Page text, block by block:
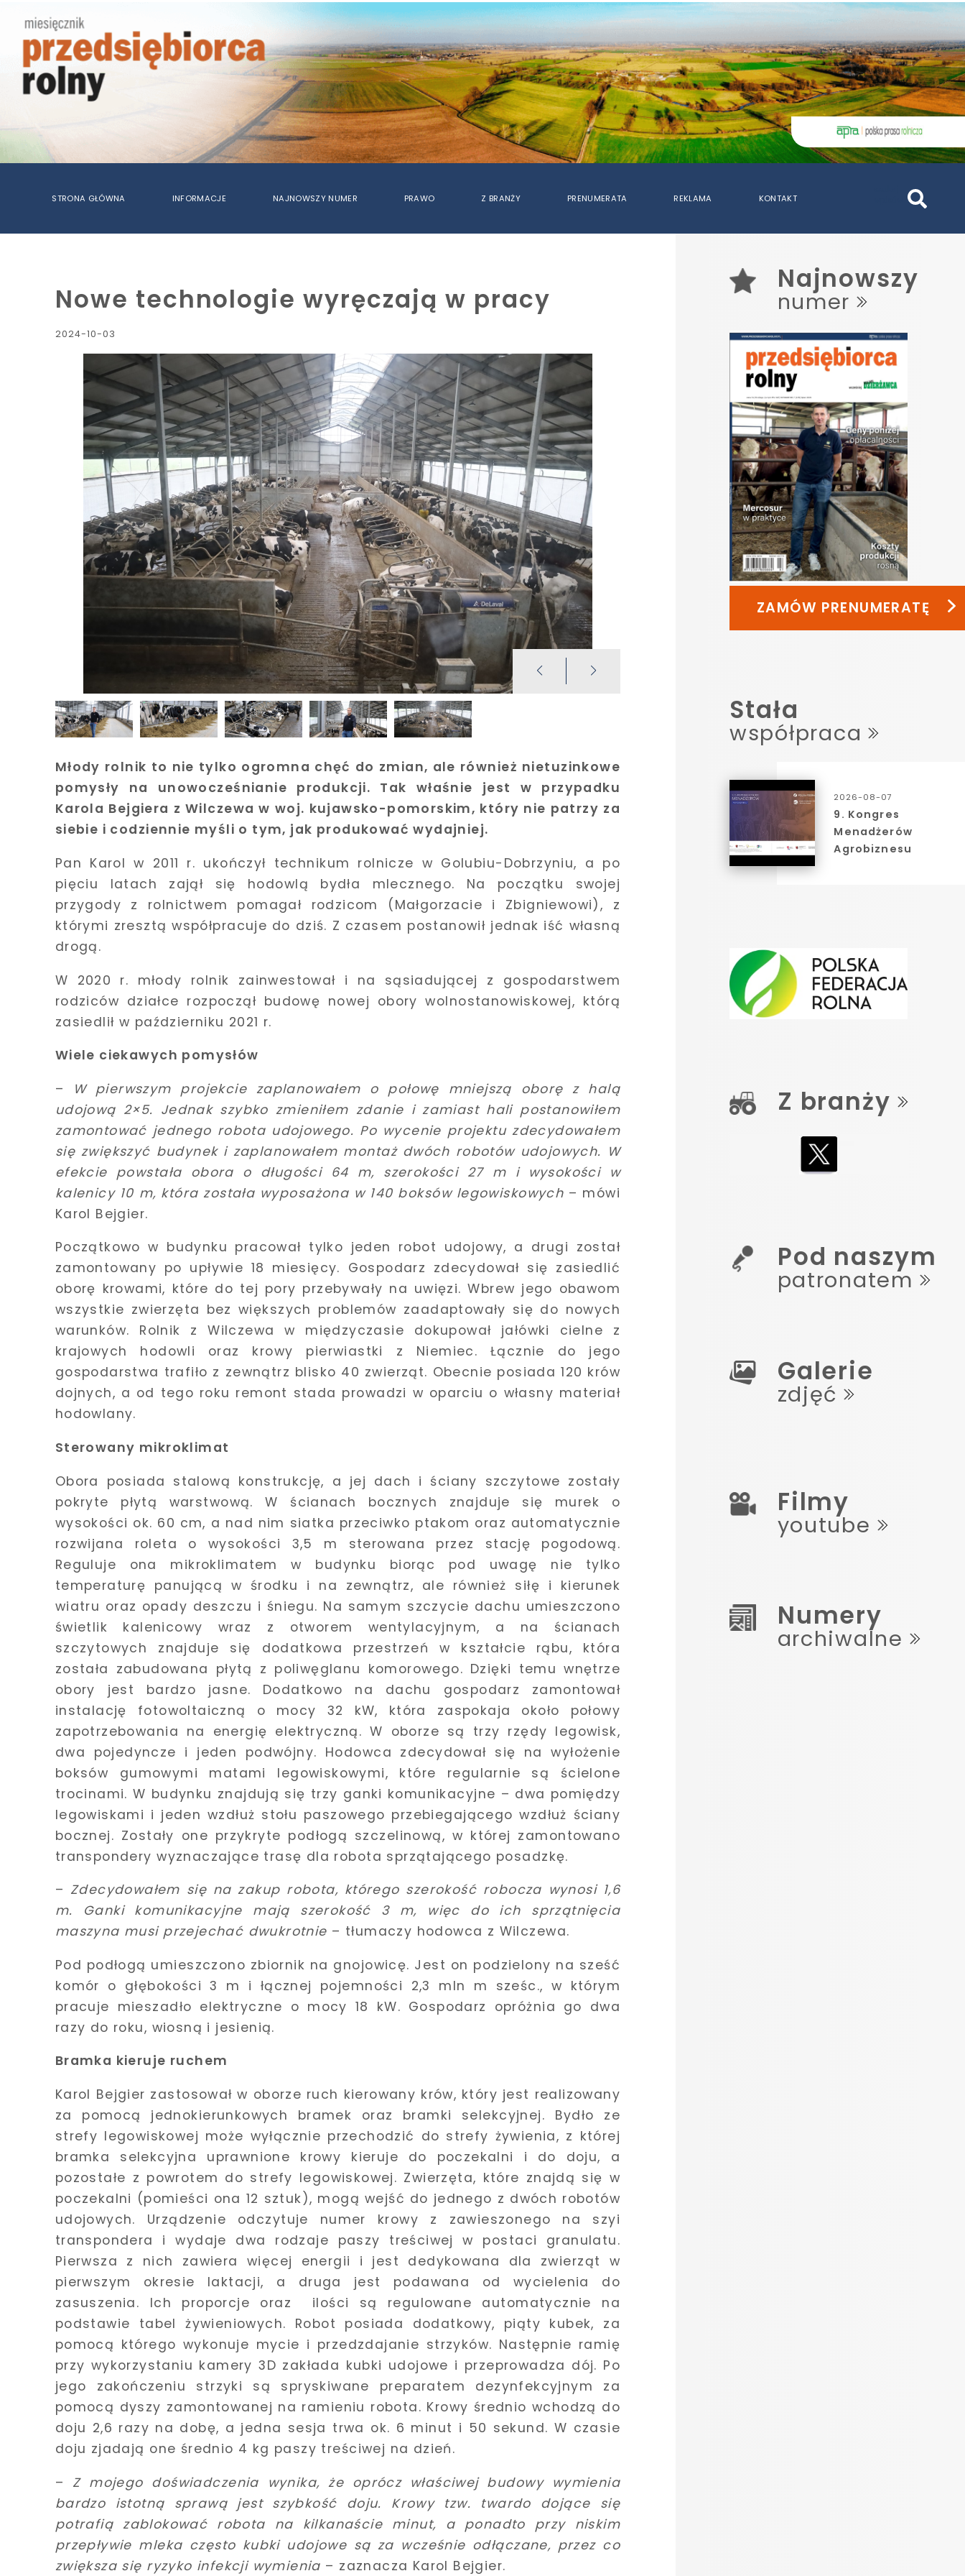
STRONA GŁÓWNA INFORMACJE NAJNOWSZY NUMER PRAWO Z BRANŻY PRENUMERATA REKLAMA KONTAKT
Nowe technologie wyręczają w pracy
2024-10-03
Młody rolnik to nie tylko ogromna chęć do zmian, ale również nietuzinkowe
pomysły na unowocześnianie produkcji. Tak właśnie jest w przypadku
Karola Bejgiera z Wilczewa w woj. kujawsko-pomorskim, który nie patrzy za
siebie i codziennie myśli o tym, jak produkować wydajniej.
Pan Karol w 2011 r. ukończył technikum rolnicze w Golubiu-Dobrzyniu, a po
pięciu latach zajął się hodowlą bydła mlecznego. Na początku swojej
przygody z rolnictwem pomagał rodzicom (Małgorzacie i Zbigniewowi), z
którymi zresztą współpracuje do dziś. Z czasem postanowił jednak iść własną
drogą.
W 2020 r. młody rolnik zainwestował i na sąsiadującej z gospodarstwem
rodziców działce rozpoczął budowę nowej obory wolnostanowiskowej, którą
zasiedlił w październiku 2021 r.
Wiele ciekawych pomysłów
–
W pierwszym projekcie zaplanowałem o połowę mniejszą oborę z halą
udojową 2×5. Jednak szybko zmieniłem zdanie i zamiast hali postanowiłem
zamontować jednego robota udojowego. Po wycenie projektu zdecydowałem
się zwiększyć budynek i zaplanowałem montaż dwóch robotów udojowych. W
efekcie powstała obora o długości 64 m, szerokości 27 m i wysokości w
kalenicy 10 m, która została wyposażona w 140 boksów legowiskowych – mówi
Karol Bejgier.
Początkowo w budynku pracował tylko jeden robot udojowy, a drugi został
zamontowany po upływie 18 miesięcy. Gospodarz zdecydował się zasiedlić
oborę krowami, które do tej pory przebywały na uwięzi. Wbrew jego obawom
wszystkie zwierzęta bez większych problemów zaadaptowały się do nowych
warunków. Rolnik z Wilczewa w międzyczasie dokupował jałówki cielne z
krajowych hodowli oraz krowy pierwiastki z Niemiec. Łącznie do jego
gospodarstwa trafiło z zewnątrz blisko 40 zwierząt. Obecnie posiada 120 krów
dojnych, a od tego roku remont stada prowadzi w oparciu o własny materiał
hodowlany.
Sterowany mikroklimat
Obora posiada stalową konstrukcję, a jej dach i ściany szczytowe zostały
pokryte płytą warstwową. W ścianach bocznych znajduje się murek o
wysokości ok. 60 cm, a nad nim siatka przeciwko ptakom oraz automatycznie
rozwijana roleta o wysokości 3,5 m sterowana przez stację pogodową.
Reguluje ona mikroklimatem w budynku biorąc pod uwagę nie tylko
temperaturę panującą w środku i na zewnątrz, ale również siłę i kierunek
wiatru oraz opady deszczu i śniegu. Na samym szczycie dachu umieszczono
świetlik kalenicowy wraz z otworem wentylacyjnym, a na ścianach
szczytowych znajduje się dodatkowa przestrzeń w kształcie rąbu, która
została zabudowana płytą z poliwęglanu komorowego. Dzięki temu wnętrze
obory jest bardzo jasne. Dodatkowo na dachu gospodarz zamontował
instalację fotowoltaiczną o mocy 32 kW, która zaspokaja około połowy
zapotrzebowania na energię elektryczną. W oborze są trzy rzędy legowisk,
dwa pojedyncze i jeden podwójny. Hodowca zdecydował się na wyłożenie
boksów gumowymi matami legowiskowymi, które regularnie są ścielone
trocinami. W budynku znajdują się trzy ganki komunikacyjne – dwa pomiędzy
legowiskami i jeden wzdłuż stołu paszowego przebiegającego wzdłuż ściany
bocznej. Zostały one przykryte podłogą szczelinową, w której zamontowano
transpondery wyznaczające trasę dla robota sprzątającego posadzkę.
– Zdecydowałem się na zakup robota, którego szerokość robocza wynosi 1,6
m. Ganki komunikacyjne mają szerokość 3 m, więc do ich sprzątnięcia
maszyna musi przejechać dwukrotnie – tłumaczy hodowca z Wilczewa.
Pod podłogą umieszczono zbiornik na gnojowicę. Jest on podzielony na sześć
komór o głębokości 3 m i łącznej pojemności 2,3 mln m sześc., w którym
pracuje mieszadło elektryczne o mocy 18 kW. Gospodarz opróżnia go dwa
razy do roku, wiosną i jesienią.
Bramka kieruje ruchem
Karol Bejgier zastosował w oborze ruch kierowany krów, który jest realizowany
za pomocą jednokierunkowych bramek oraz bramki selekcyjnej. Bydło ze
strefy legowiskowej może wyłącznie przechodzić do strefy żywienia, z której
bramka selekcyjna uprawnione krowy kieruje do poczekalni i do doju, a
pozostałe z powrotem do strefy legowiskowej. Zwierzęta, które znajdą się w
poczekalni (pomieści ona 12 sztuk), mogą wejść do jednego z dwóch robotów
udojowych. Urządzenie odczytuje numer krowy z zawieszonego na szyi
transpondera i wydaje dwa rodzaje paszy treściwej w postaci granulatu.
Pierwsza z nich zawiera więcej energii i jest dedykowana dla zwierząt w
pierwszym okresie laktacji, a druga jest podawana od wycielenia do
zasuszenia. Ich proporcje oraz ilości są regulowane automatycznie na
podstawie tabel żywieniowych. Robot posiada dodatkowy, piąty kubek, za
pomocą którego wykonuje mycie i przedzdajanie strzyków. Następnie ramię
przy wykorzystaniu kamery 3D zakłada kubki udojowe i przeprowadza dój. Po
jego zakończeniu strzyki są spryskiwane preparatem dezynfekcyjnym za
pomocą dyszy zamontowanej na ramieniu robota. Krowy średnio wchodzą do
doju 2,6 razy na dobę, a jedna sesja trwa ok. 6 minut i 50 sekund. W czasie
doju zjadają one średnio 4 kg paszy treściwej na dzień.
– Z mojego doświadczenia wynika, że oprócz właściwej budowy wymienia
bardzo istotną sprawą jest szybkość doju. Krowy tzw. twardo dojące się
potrafią zablokować robota na kilkanaście minut, a ponadto przy niskim
przepływie mleka często kubki udojowe są za wcześnie odłączane, przez co
zwiększa się ryzyko infekcji wymienia – zaznacza Karol Bejgier.
Najnowszy
numer
ZAMÓW PRENUMERATĘ
Stała
współpraca
2026-08-07
9. Kongres
Menadżerów
Agrobiznesu
Z branży
Pod naszym
patronatem
Galerie
zdjęć
Filmy
youtube
Numery
archiwalne